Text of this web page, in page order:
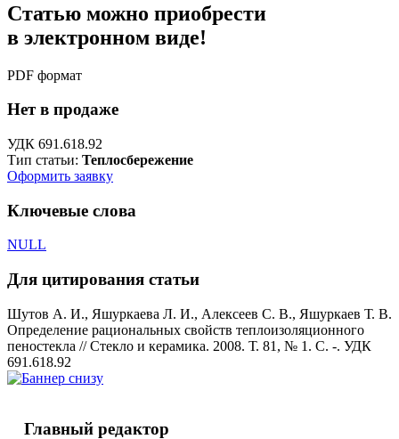
Статью можно приобрести
в электронном виде!
PDF формат
Нет в продаже
УДК 691.618.92
Тип статьи: Теплосбережение
Оформить заявку
Ключевые слова
NULL
Для цитирования статьи
Шутов А. И., Яшуркаева Л. И., Алексеев С. В., Яшуркаев Т. В.
Определение рациональных свойств теплоизоляционного
пеностекла // Стекло и керамика. 2008. Т. 81, № 1. С. -. УДК
691.618.92
Главный редактор